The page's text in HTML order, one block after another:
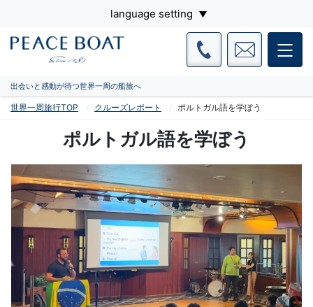
language setting
出会いと感動が待つ世界一周の船旅へ
世界一周旅行TOP クルーズレポート ポルトガル語を学ぼう
ポルトガル語を学ぼう